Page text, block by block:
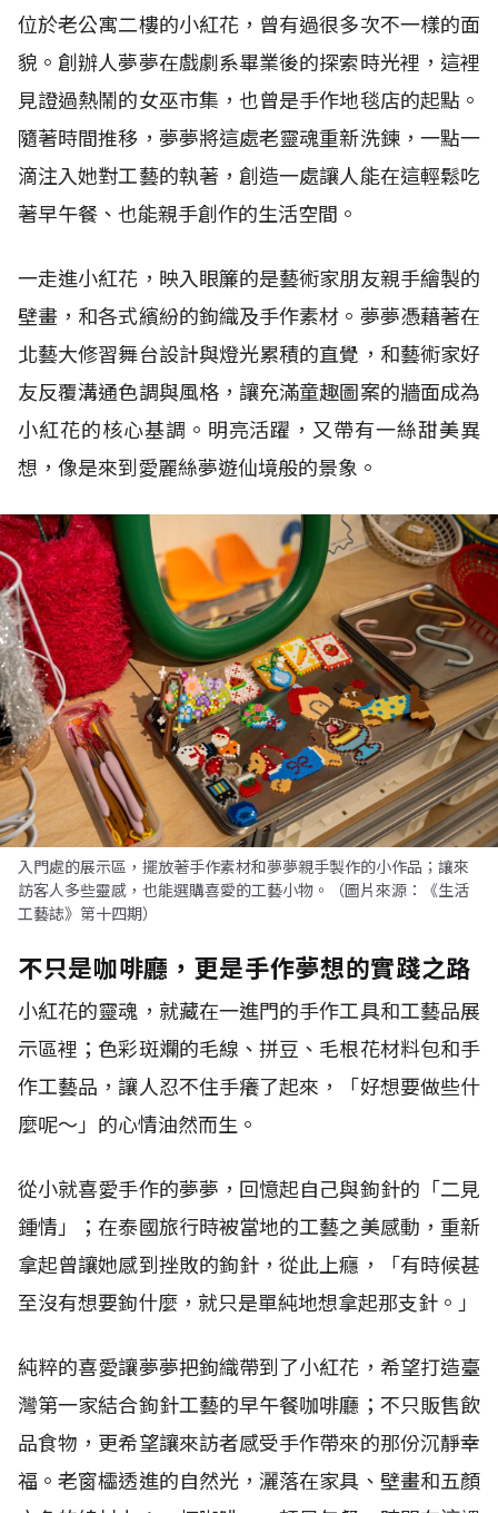
位於老公寓二樓的小紅花，曾有過很多次不一樣的面
貌。創辦人夢夢在戲劇系畢業後的探索時光裡，這裡
見證過熱鬧的女巫市集，也曾是手作地毯店的起點。
隨著時間推移，夢夢將這處老靈魂重新洗鍊，一點一
滴注入她對工藝的執著，創造一處讓人能在這輕鬆吃
著早午餐、也能親手創作的生活空間。
一走進小紅花，映入眼簾的是藝術家朋友親手繪製的
壁畫，和各式繽紛的鉤織及手作素材。夢夢憑藉著在
北藝大修習舞台設計與燈光累積的直覺，和藝術家好
友反覆溝通色調與風格，讓充滿童趣圖案的牆面成為
小紅花的核心基調。明亮活躍，又帶有一絲甜美異
想，像是來到愛麗絲夢遊仙境般的景象。
入門處的展示區，擺放著手作素材和夢夢親手製作的小作品；讓來
訪客人多些靈感，也能選購喜愛的工藝小物。（圖片來源：《生活
工藝誌》第十四期）
不只是咖啡廳，更是手作夢想的實踐之路
小紅花的靈魂，就藏在一進門的手作工具和工藝品展
示區裡；色彩斑斕的毛線、拼豆、毛根花材料包和手
作工藝品，讓人忍不住手癢了起來，「好想要做些什
麼呢～」的心情油然而生。
從小就喜愛手作的夢夢，回憶起自己與鉤針的「二見
鍾情」；在泰國旅行時被當地的工藝之美感動，重新
拿起曾讓她感到挫敗的鉤針，從此上癮，「有時候甚
至沒有想要鉤什麼，就只是單純地想拿起那支針。」
純粹的喜愛讓夢夢把鉤織帶到了小紅花，希望打造臺
灣第一家結合鉤針工藝的早午餐咖啡廳；不只販售飲
品食物，更希望讓來訪者感受手作帶來的那份沉靜幸
福。老窗櫺透進的自然光，灑落在家具、壁畫和五顏